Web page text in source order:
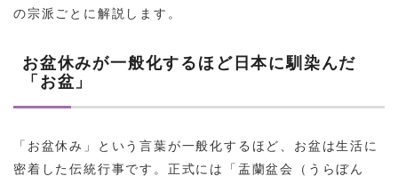
の宗派ごとに解説します。
お盆休みが一般化するほど日本に馴染んだ
「お盆」
「お盆休み」という言葉が一般化するほど、お盆は生活に
密着した伝統行事です。正式には「盂蘭盆会（うらぼん